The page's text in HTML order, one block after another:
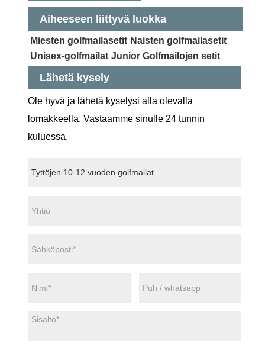
Aiheeseen liittyvä luokka
Miesten golfmailasetit Naisten golfmailasetit
Unisex-golfmailat Junior Golfmailojen setit
Lähetä kysely
Ole hyvä ja lähetä kyselysi alla olevalla
lomakkeella. Vastaamme sinulle 24 tunnin
kuluessa.